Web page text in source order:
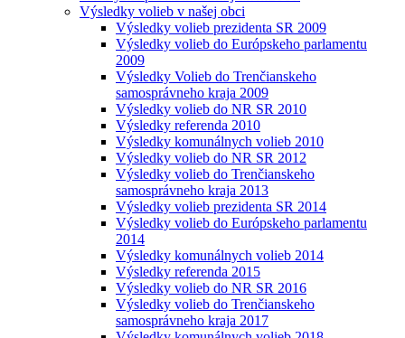
Výsledky volieb v našej obci
Výsledky volieb prezidenta SR 2009
Výsledky volieb do Európskeho parlamentu
2009
Výsledky Volieb do Trenčianskeho
samosprávneho kraja 2009
Výsledky volieb do NR SR 2010
Výsledky referenda 2010
Výsledky komunálnych volieb 2010
Výsledky volieb do NR SR 2012
Výsledky volieb do Trenčianskeho
samosprávneho kraja 2013
Výsledky volieb prezidenta SR 2014
Výsledky volieb do Európskeho parlamentu
2014
Výsledky komunálnych volieb 2014
Výsledky referenda 2015
Výsledky volieb do NR SR 2016
Výsledky volieb do Trenčianskeho
samosprávneho kraja 2017